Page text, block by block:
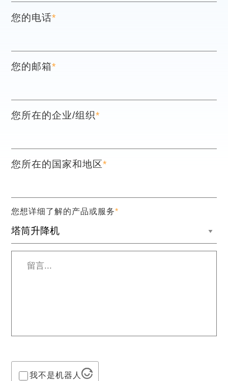
您的电话*
您的邮箱*
您所在的企业/组织*
您所在的国家和地区*
您想详细了解的产品或服务*
*
我不是机器人